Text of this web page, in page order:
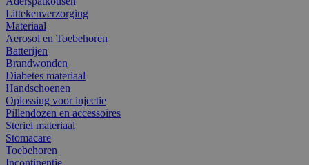
Littekenverzorging
Materiaal
Aerosol en Toebehoren
Batterijen
Brandwonden
Diabetes materiaal
Handschoenen
Oplossing voor injectie
Pillendozen en accessoires
Steriel materiaal
Stomacare
Toebehoren
Incontinentie